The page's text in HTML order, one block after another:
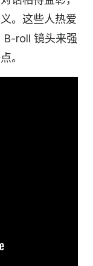
。这些人热爱
B-roll 镜头来强
。